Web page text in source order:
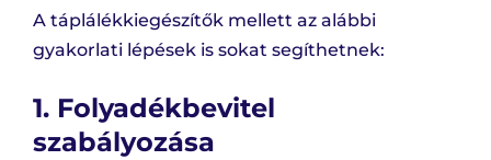
A táplálékkiegészítők mellett az alábbi
gyakorlati lépések is sokat segíthetnek:
1. Folyadékbevitel
szabályozása